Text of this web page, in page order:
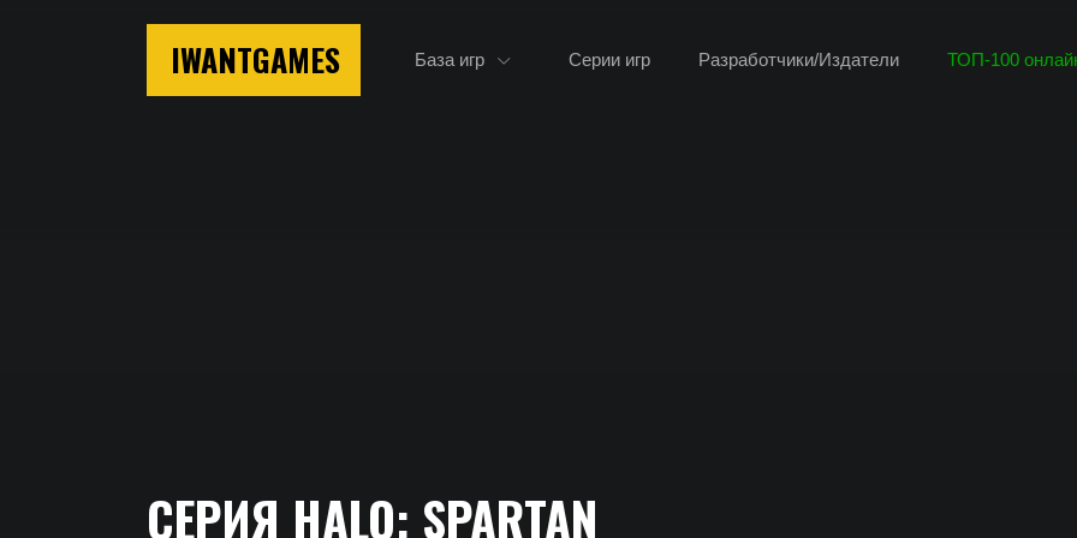
IWANTGAMES База игр Серии игр Разработчики/Издатели ТОП-100
Серия Halo: Spartan
СЕРИЯ HALO: SPARTAN